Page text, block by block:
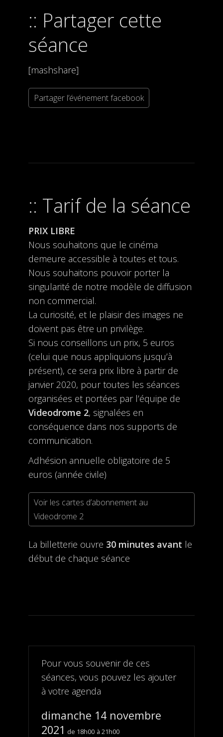
Partager cette
séance
[mashshare]
Partager l’événement facebook
Tarif de la séance
PRIX LIBRE
Nous souhaitons que le cinéma
demeure accessible à toutes et tous.
Nous souhaitons pouvoir porter la
singularité de notre modèle de diffusion
non commercial.
La curiosité, et le plaisir des images ne
doivent pas être un privilège.
Si nous conseillons un prix, 5 euros
(celui que nous appliquions jusqu’à
présent), ce sera prix libre à partir de
janvier 2020, pour toutes les séances
organisées et portées par l’équipe de
Videodrome 2, signalées en
conséquence dans nos supports de
communication.
Adhésion annuelle obligatoire de 5
euros (année civile)
Voir les cartes d’abonnement au
Videodrome 2
La billetterie ouvre 30 minutes avant le
début de chaque séance
Pour vous souvenir de ces
séances, vous pouvez les ajouter
à votre agenda
dimanche 14 novembre
2021
18h00 21h00